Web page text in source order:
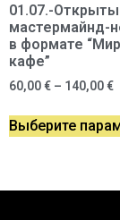
01.07.-
мастермайнд-
в формате
кафе”
60,00€ – 140,00€
Выберите